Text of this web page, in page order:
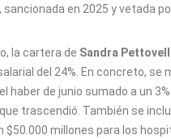
en 2025 y vetada
la cartera de Sandra
del 24%. En concreto, se
haber de junio sumado a un
trascendió. También se
$50.000 millones para los